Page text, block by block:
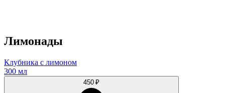
Лимонады
Клубника с лимоном
300 мл
450 ₽